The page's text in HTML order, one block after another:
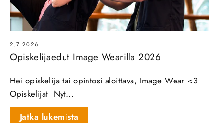
2.7.2026
Opiskelijaedut Image Wearilla 2026
Hei opiskelija tai opintosi aloittava, Image Wear <3
Opiskelijat Nyt...
Jatka lukemista